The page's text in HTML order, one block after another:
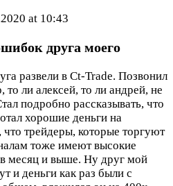
at 10:43
друга моего
развели в Ct-Trade. Позвонил
ли алексей, то ли андрей, не
подробно рассказывать, что
хорошие деньги на
трейдеры, которые торгуют
тоже имеют высокие
месяц и выше. Ну друг мой
и деньги как раз были с